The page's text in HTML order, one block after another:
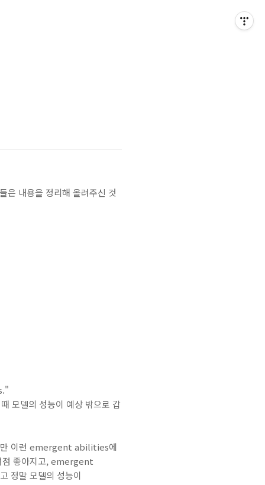
내용을 정리해 올려주신 것
모델의 성능이 예상 밖으로 갑
만 이런 emergent abilities에
점 좋아지고, emergent
정말 모델의 성능이